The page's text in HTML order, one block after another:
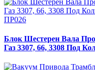
ПР026
Блок Шестерен Вала
Газ 3307, 66, 3308 Под